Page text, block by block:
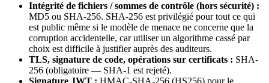
Intégrité de fichiers / sommes de contrôle (hors sécurité) :
MD5 ou SHA-256. SHA-256 est privilégié pour tout ce qui
est public même si le modèle de menace ne concerne que la
corruption accidentelle, car utiliser un algorithme cassé par
choix est difficile à justifier auprès des auditeurs.
TLS, signature de code, opérations sur certificats : SHA-
256 (obligatoire — SHA-1 est rejeté).